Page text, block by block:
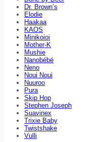
Dr. Brown’s
Elodie
Haakaa
KAOS
Minikoioi
Mother-K
Mushie
Nanobébé
Neno
Noui Noui
Nuuroo
Pura
Skip Hop
Stephen Joseph
Suavinex
Trixie Baby
Twistshake
Vulli